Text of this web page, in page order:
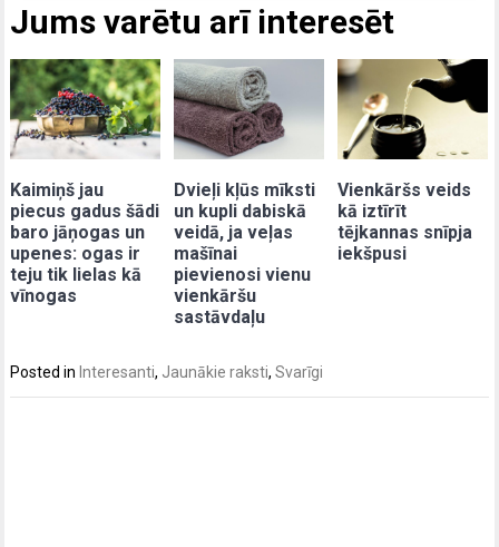
Jums varētu arī interesēt
Kaimiņš jau
piecus gadus šādi
baro jāņogas un
upenes: ogas ir
teju tik lielas kā
vīnogas
Dvieļi kļūs mīksti
un kupli dabiskā
veidā, ja veļas
mašīnai
pievienosi vienu
vienkāršu
sastāvdaļu
Vienkāršs veids
kā iztīrīt
tējkannas snīpja
iekšpusi
Posted inInteresanti, Jaunākie raksti,Svarīgi